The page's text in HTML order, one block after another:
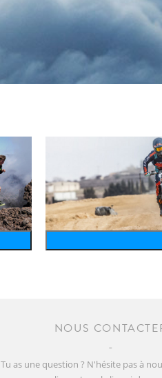
NOUS
Tu as une question ? N'hésite pas à